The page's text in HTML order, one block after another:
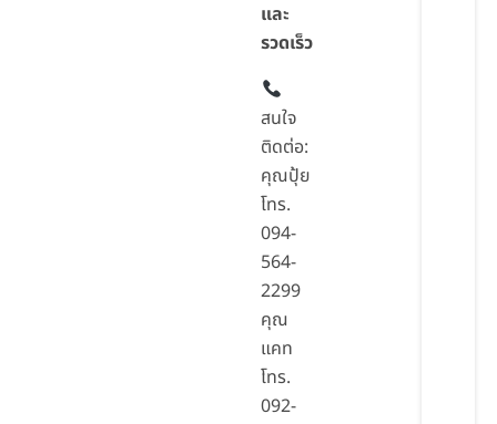
และ
รวดเร็ว
สนใจ
ติดต่อ:
คุณปุ้ย
โทร.
094-
564-
2299
คุณ
แคท
โทร.
092-